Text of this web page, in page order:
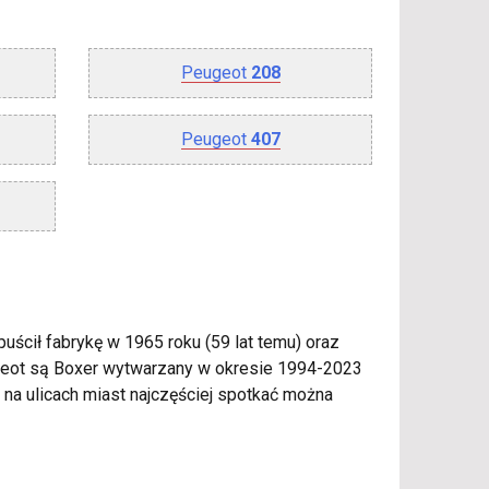
Peugeot 208
Peugeot 407
fabrykę w 1965 roku (59 lat temu) oraz
są Boxer wytwarzany w okresie 1994-2023
ulicach miast najczęściej spotkać można